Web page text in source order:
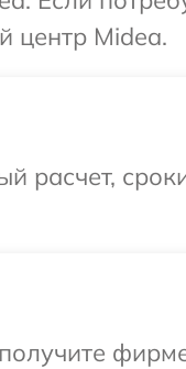
центр Midea.
расчет,